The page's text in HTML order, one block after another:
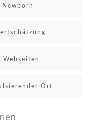
Webseiten
Ort